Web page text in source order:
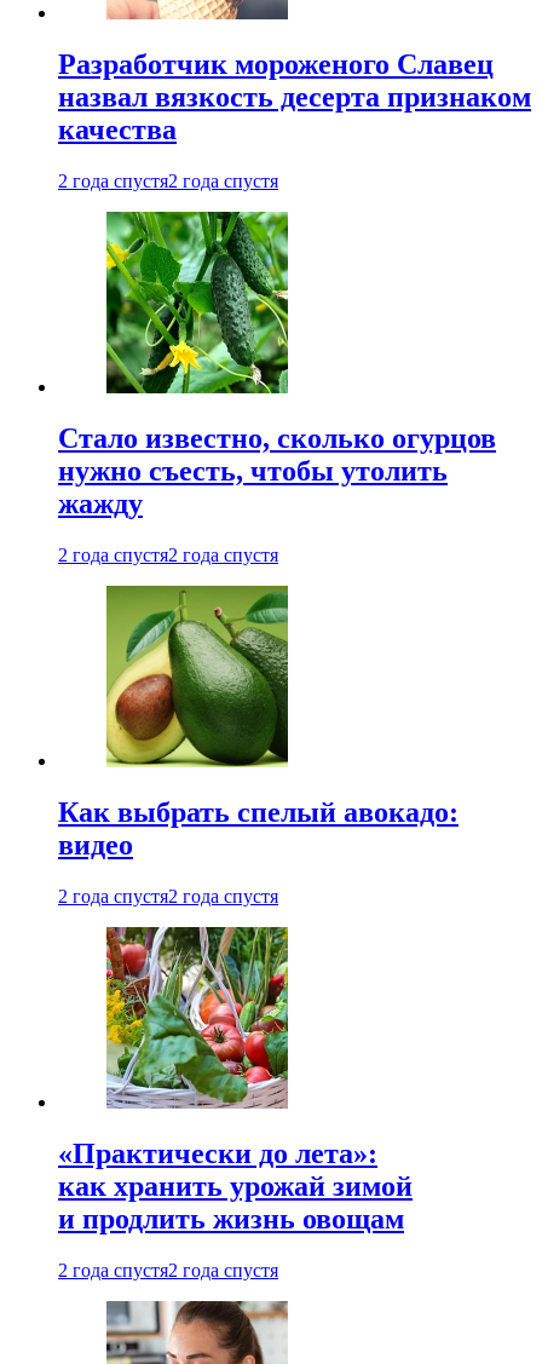
Разработчик мороженого Славец
назвал вязкость десерта признаком
качества
2 года спустя2 года спустя
Стало известно, сколько огурцов
нужно съесть, чтобы утолить
жажду
2 года спустя2 года спустя
Как выбрать спелый авокадо:
видео
2 года спустя2 года спустя
«Практически до лета»:
как хранить урожай зимой
и продлить жизнь овощам
2 года спустя2 года спустя